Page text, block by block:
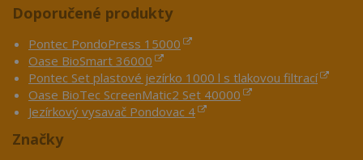
Doporučené produkty
Pontec PondoPress 15000
Oase BioSmart 36000
Pontec Set plastové jezírko 1000 l s tlakovou filtrací
Oase BioTec ScreenMatic2 Set 40000
Jezírkový vysavač Pondovac 4
Značky